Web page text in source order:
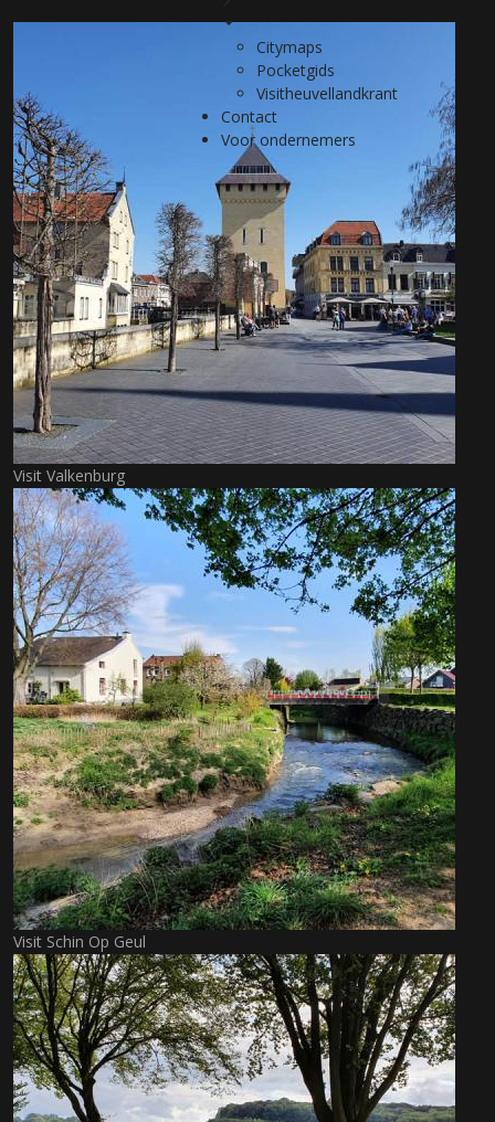
Citymaps
Pocketgids
Visitheuvellandkrant
Contact
Voor ondernemers
Visit Valkenburg
Visit Schin Op Geul